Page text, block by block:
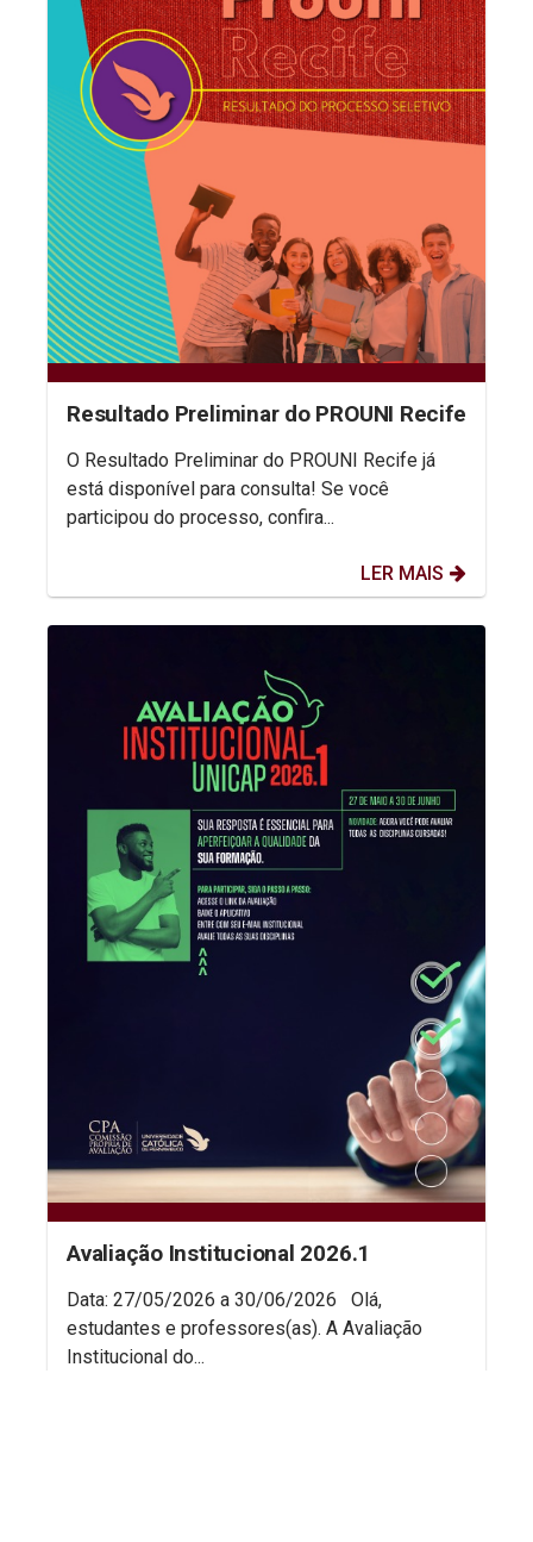
Resultado Preliminar do PROUNI Recife
O Resultado Preliminar do PROUNI Recife já
está disponível para consulta! Se você
participou do processo, confira...
LER MAIS
Avaliação Institucional 2026.1
Data: 27/05/2026 a 30/06/2026 Olá,
estudantes e professores(as). A Avaliação
Institucional do...